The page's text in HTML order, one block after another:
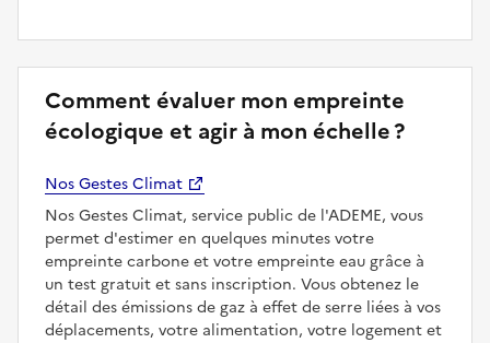
Comment évaluer mon empreinte
écologique et agir à mon échelle ?
Nos Gestes Climat
Nos Gestes Climat, service public de l'ADEME, vous
permet d'estimer en quelques minutes votre
empreinte carbone et votre empreinte eau grâce à
un test gratuit et sans inscription. Vous obtenez le
détail des émissions de gaz à effet de serre liées à vos
déplacements, votre alimentation, votre logement et